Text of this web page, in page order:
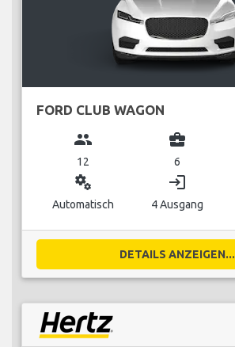
FORD CLUB WAGON
group
12
business_center
6
miscellaneous_services
Automatisch
login
4 Ausgang
DETAILS ANZEIGEN...